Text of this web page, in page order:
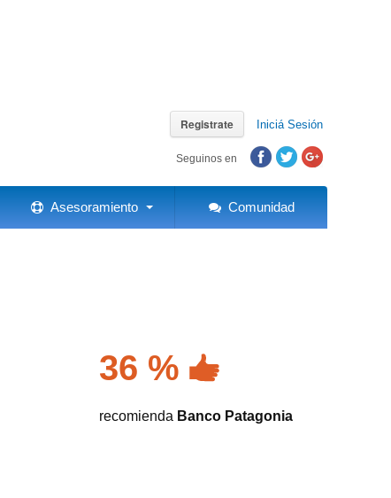
Registrate Iniciá Sesión
Seguinos en
Asesoramiento Comunidad
36 %
recomienda Banco Patagonia